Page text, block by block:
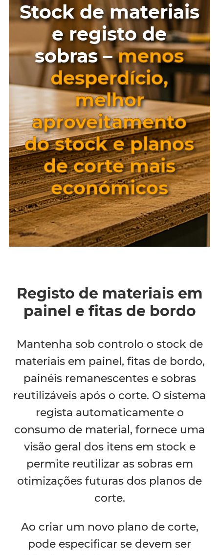
Stock de materiais
e registo de
sobras –menos
desperdício,
melhor
aproveitamento
do stock e planos
de corte mais
económicos
Registo de materiais em
painel e fitas de bordo
Mantenha sob controlo o stock de
materiais em painel, fitas de bordo,
painéis remanescentes e sobras
reutilizáveis após o corte. O sistema
regista automaticamente o
consumo de material, fornece uma
visão geral dos itens em stock e
permite reutilizar as sobras em
otimizações futuras dos planos de
corte.
Ao criar um novo plano de corte,
pode especificar se devem ser